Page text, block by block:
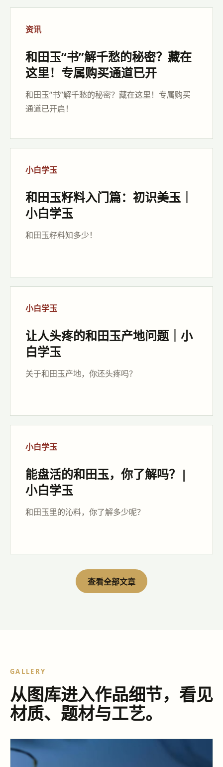
资讯
和田玉“书”解千愁的秘密？藏在
这里！专属购买通道已开
和田玉“书”解千愁的秘密？藏在这里！专属购买
通道已开启！
小白学玉
和田玉籽料入门篇：初识美玉｜
小白学玉
和田玉籽料知多少！
小白学玉
让人头疼的和田玉产地问题｜小
白学玉
关于和田玉产地，你还头疼吗？
小白学玉
能盘活的和田玉，你了解吗？|
小白学玉
和田玉里的沁料，你了解多少呢？
查看全部文章
GALLERY
从图库进入作品细节，看见
材质、题材与工艺。